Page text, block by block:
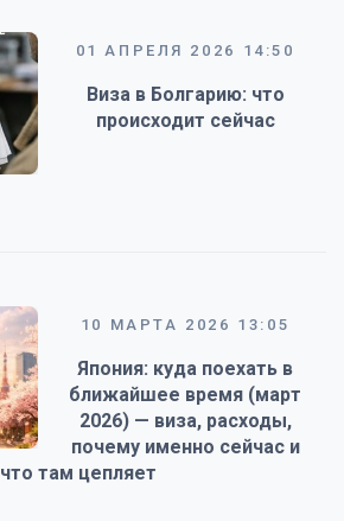
01 АПРЕЛЯ 2026 14:50
Виза в Болгарию: что
происходит сейчас
10 МАРТА 2026 13:05
Япония: куда поехать в
ближайшее время (март
2026) — виза, расходы,
почему именно сейчас и
что там цепляет